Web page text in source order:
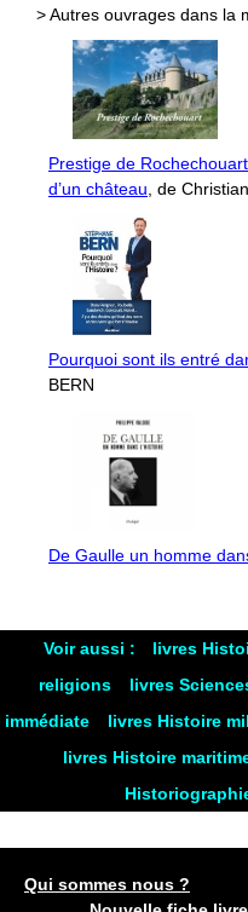
> Autres ouvrages dans la
Prestige de
d’un château , de
Pourquoi sont ils entré
BERN
De Gaulle un homme
Voir aussi : livres
religions
livres
immédiate
livres Histoire
livres Histoire
Qui sommes nous ?